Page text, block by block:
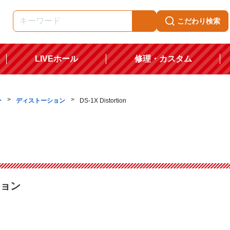
こだわり検索
LIVEホール 修理・カスタム
ディストーション DS-1X Distortion
ン